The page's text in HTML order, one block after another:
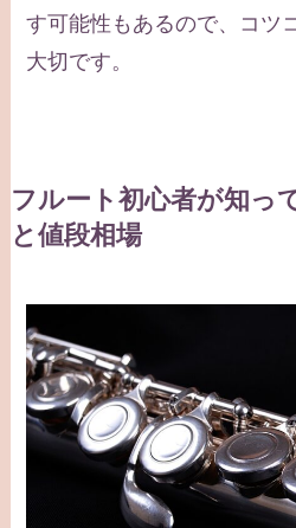
す可能性もあるので、コツ
大切です。
フルート初心者が知っ
と値段相場